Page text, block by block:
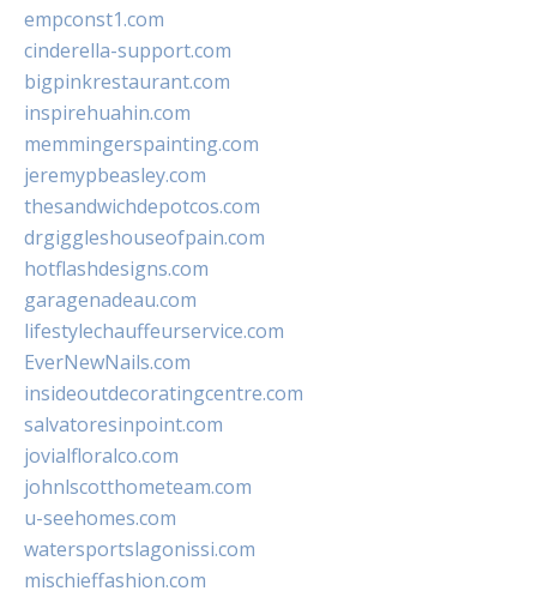
empconst1.com
cinderella-support.com
bigpinkrestaurant.com
inspirehuahin.com
memmingerspainting.com
jeremypbeasley.com
thesandwichdepotcos.com
drgiggleshouseofpain.com
hotflashdesigns.com
garagenadeau.com
lifestylechauffeurservice.com
EverNewNails.com
insideoutdecoratingcentre.com
salvatoresinpoint.com
jovialfloralco.com
johnlscotthometeam.com
u-seehomes.com
watersportslagonissi.com
mischieffashion.com